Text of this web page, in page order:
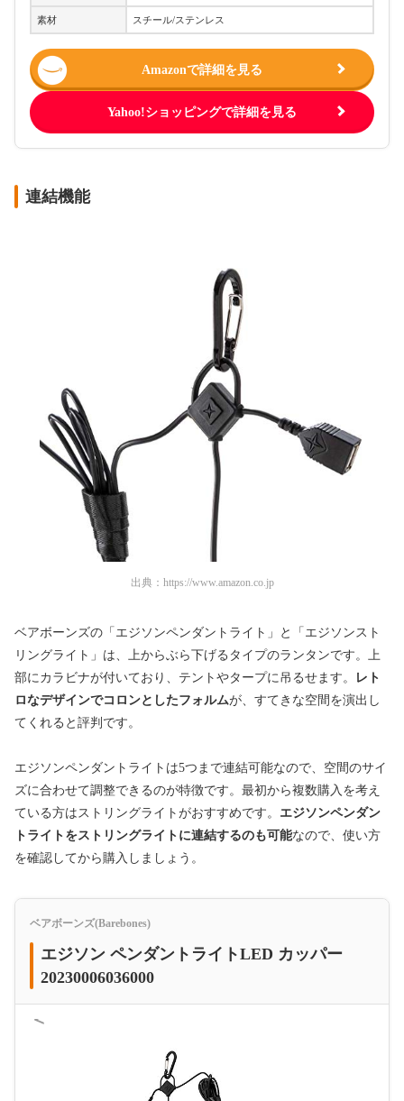
素材 スチール/ステンレス
Amazonで詳細を見る
Yahoo!ショッピングで詳細を見る
連結機能
出典： https://www.amazon.co.jp
ベアボーンズの「エジソンペンダントライト」と「エジソンスト
リングライト」は、上からぶら下げるタイプのランタンです。上
部にカラビナが付いており、テントやタープに吊るせます。
レト
ロなデザインでコロンとしたフォルムが、すてきな空間を演出し
てくれると評判です。
エジソンペンダントライトは5つまで連結可能なので、空間のサイ
ズに合わせて調整できるのが特徴です。最初から複数購入を考え
ている方はストリングライトがおすすめです。 エジソンペンダン
トライトをストリングライトに連結するのも可能なので、使い方
を確認してから購入しましょう。
ベアボーンズ(Barebones)
エジソン ペンダントライトLED カッパー
20230006036000
＜